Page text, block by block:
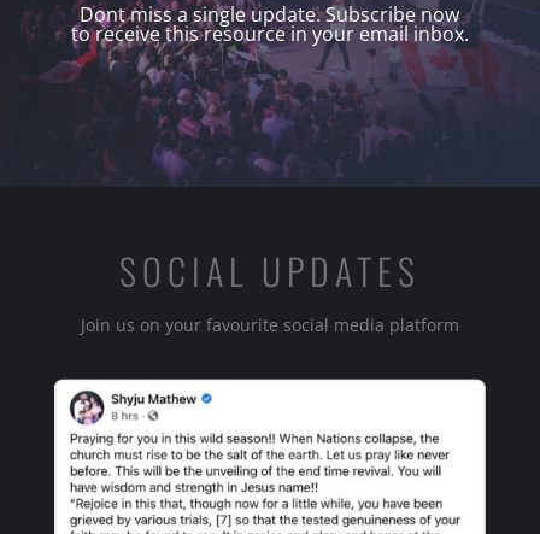
Dont miss a single update. Subscribe now
to receive this resource in your email inbox.
SOCIAL UPDATES
Join us on your favourite social media platform